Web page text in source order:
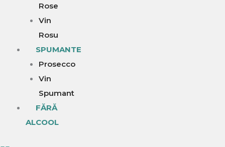
Rose
Vin
Rosu
SPUMANTE
Prosecco
Vin
Spumant
FĂRĂ
ALCOOL